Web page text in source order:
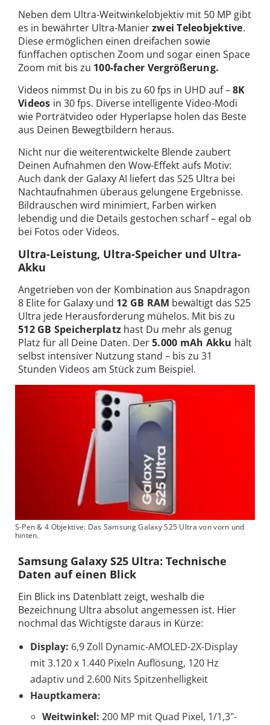
Neben dem Ultra-Weitwinkelobjektiv mit 50 MP gibt
es in bewährter Ultra-Manierzwei Teleobjektive.
Diese ermöglichen einen dreifachen sowie
fünffachen optischen Zoom und sogar einen Space
Zoom mit bis zu 100-facher Vergrößerung.
Videos nimmst Du in bis zu 60 fps in UHD auf –8K
Videos in 30 fps. Diverse intelligente Video-Modi
wie Porträtvideo oder Hyperlapse holen das Beste
aus Deinen Bewegtbildern heraus.
Nicht nur die weiterentwickelte Blende zaubert
Deinen Aufnahmen den Wow-Effekt aufs Motiv:
Auch dank der Galaxy AI liefert das S25 Ultra bei
Nachtaufnahmen überaus gelungene Ergebnisse.
Bildrauschen wird minimiert, Farben wirken
lebendig und die Details gestochen scharf – egal ob
bei Fotos oder Videos.
Ultra-Leistung, Ultra-Speicher und Ultra-
Akku
Angetrieben von der Kombination aus Snapdragon
8 Elite for Galaxy und 12 GB RAM bewältigt das S25
Ultra jede Herausforderung mühelos. Mit bis zu
512 GB Speicherplatz hast Du mehr als genug
Platz für all Deine Daten. Der5.000 mAh Akku hält
selbst intensiver Nutzung stand – bis zu 31
Stunden Videos am Stück zum Beispiel.
S-Pen & 4 Objektive: Das Samsung Galaxy S25 Ultra von vorn und
hinten.
Samsung Galaxy S25 Ultra: Technische
Daten auf einen Blick
Ein Blick ins Datenblatt zeigt, weshalb die
Bezeichnung Ultra absolut angemessen ist. Hier
nochmal das Wichtigste daraus in Kürze:
Display: 6,9 Zoll Dynamic-AMOLED-2X-Display
mit 3.120 x 1.440 Pixeln Auflösung, 120 Hz
adaptiv und 2.600 Nits Spitzenhelligkeit
Hauptkamera:
Weitwinkel: 200 MP mit Quad Pixel, 1/1,3"-